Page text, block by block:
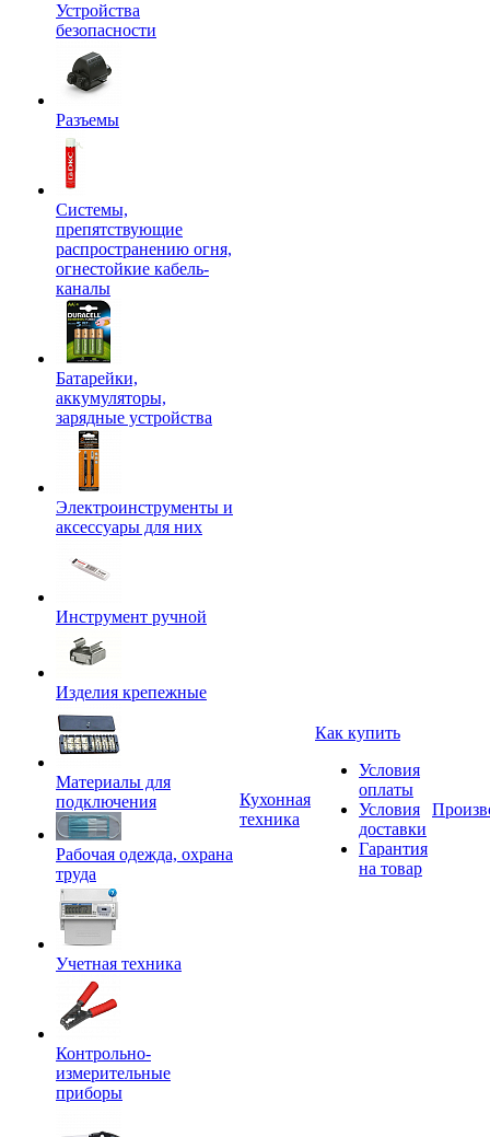
Устройства
безопасности
Разъемы
Системы,
препятствующие
распространению огня,
огнестойкие кабель-
каналы
Батарейки,
аккумуляторы,
зарядные устройства
Электроинструменты и
аксессуары для них
Инструмент ручной
Изделия крепежные
Материалы для
подключения
Рабочая одежда, охрана
труда
Учетная техника
Контрольно-
измерительные
приборы
Кухонная
техника
Как купить
Условия
оплаты
Условия
доставки
Гарантия
на товар